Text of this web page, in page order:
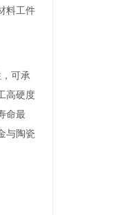
料工件
可承
高硬度
命最
与陶瓷